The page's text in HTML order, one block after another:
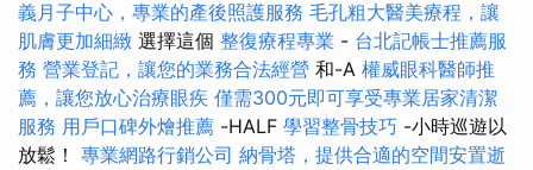
義月子中心，專業的產後照護服務 毛孔粗大醫美療程，讓
肌膚更加細緻 選擇這個 整復療程專業 - 台北記帳士推薦服
務 營業登記，讓您的業務合法經營 和-A 權威眼科醫師推
薦，讓您放心治療眼疾 僅需300元即可享受專業居家清潔
服務 用戶口碑外燴推薦 -HALF 學習整骨技巧 -小時巡遊以
放鬆！ 專業網路行銷公司 納骨塔，提供合適的空間安置逝